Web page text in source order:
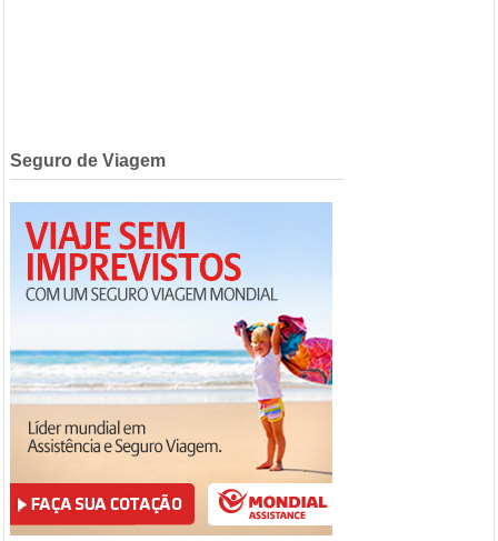
Seguro de Viagem